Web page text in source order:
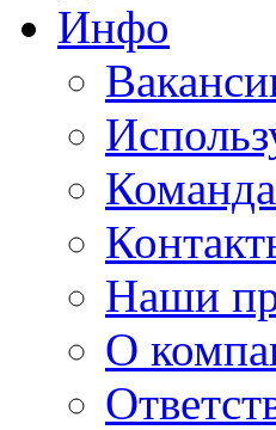
Инфо
Команда
Наши
О